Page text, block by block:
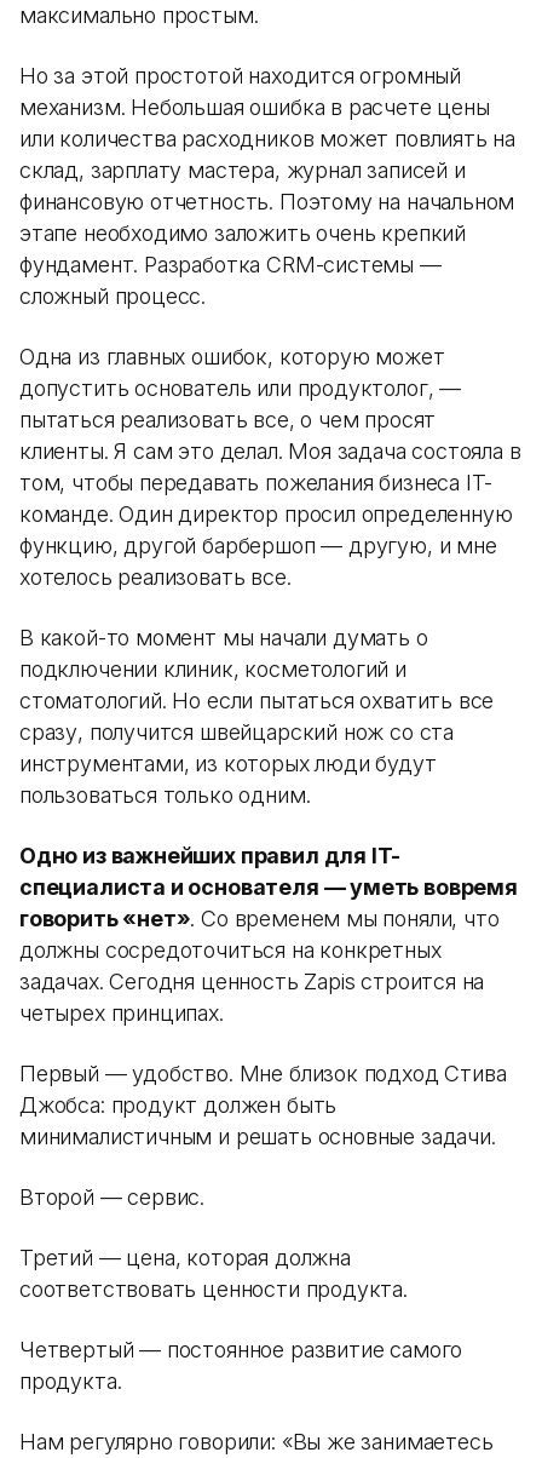
максимально простым.
Но за этой простотой находится огромный
механизм. Небольшая ошибка в расчете цены
или количества расходников может повлиять на
склад, зарплату мастера, журнал записей и
финансовую отчетность. Поэтому на начальном
этапе необходимо заложить очень крепкий
фундамент. Разработка CRM-системы —
сложный процесс.
Одна из главных ошибок, которую может
допустить основатель или продуктолог, —
пытаться реализовать все, о чем просят
клиенты. Я сам это делал. Моя задача состояла в
том, чтобы передавать пожелания бизнеса IT-
команде. Один директор просил определенную
функцию, другой барбершоп — другую, и мне
хотелось реализовать все.
В какой-то момент мы начали думать о
подключении клиник, косметологий и
стоматологий. Но если пытаться охватить все
сразу, получится швейцарский нож со ста
инструментами, из которых люди будут
пользоваться только одним.
Одно из важнейших правил для IT-
специалиста и основателя — уметь вовремя
говорить «нет». Со временем мы поняли, что
должны сосредоточиться на конкретных
задачах. Сегодня ценность Zapis строится на
четырех принципах.
Первый — удобство. Мне близок подход Стива
Джобса: продукт должен быть
минималистичным и решать основные задачи.
Второй — сервис.
Третий — цена, которая должна
соответствовать ценности продукта.
Четвертый — постоянное развитие самого
продукта.
Нам регулярно говорили: «Вы же занимаетесь